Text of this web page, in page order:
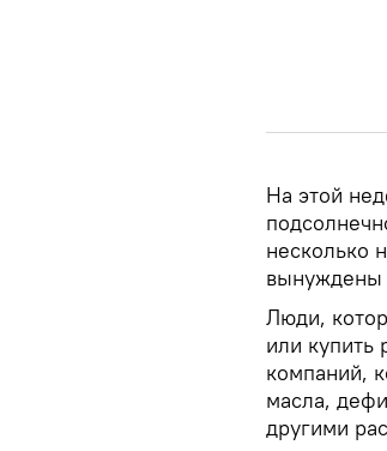
На этой
несколько
вынуждены
Люди,
или купить
компаний,
масла,
другими